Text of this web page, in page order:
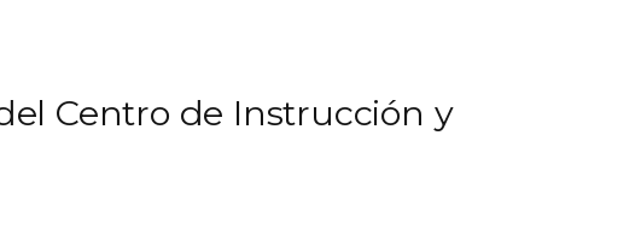
Centro de Instrucción y